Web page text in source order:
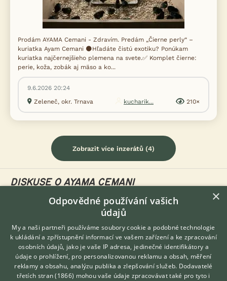
Prodám AYAMA Cemani - Zdravím. Predám „Čierne perly“ –
kuriatka Ayam Cemani 🌑Hľadáte čistú exotiku? Ponúkam
kuriatka najčernejšieho plemena na svete.✅ Komplet čierne:
perie, koža, zobák aj mäso a ko...
9.6.2026 20:24
Zeleneč, okr. Trnava
kucharik... 210×
Zobrazit více inzerátů (4)
DISKUSE O AYAMA CEMANI
Původ zvláštních znaků různých plemen slepic
reakcí
28.3.2022 16:56
Ayam cemani white
Hledáte zvířecího kamaráda?
×
Odpovědné používání vašich
údajů
My a naši partneři používáme soubory cookie a podobné technologie
k ukládání a zpřístupnění informací ve vašem zařízení a ke zpracování
osobních údajů, jako je vaše IP adresa, jedinečné identifikátory a
údaje o prohlížení, pro personalizovanou reklamu a obsah, měření
reklamy a obsahu, analýzu publika a zlepšování služeb. Dodavatelé
třetích stran (1866) mohou vaše údaje zpracovávat také pro tyto i